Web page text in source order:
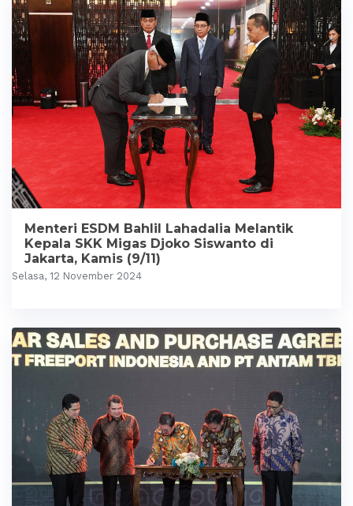
Menteri ESDM Bahlil Lahadalia Melantik
Kepala SKK Migas Djoko Siswanto di
Jakarta, Kamis (9/11)
Selasa, 12 November 2024